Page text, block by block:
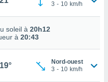
3 - 10 km/h
soleil à 20h12
à 20:43
19°
Nord-ouest
3 - 10 km/h